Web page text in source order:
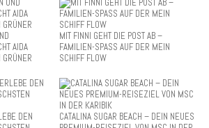
AIDA
MIT FINNI GEHT DIE POST AB –
FAMILIEN-SPASS AUF DER MEIN
SCHIFF FLOW
DEN
CATALINA SUGAR BEACH – DEIN NEUES